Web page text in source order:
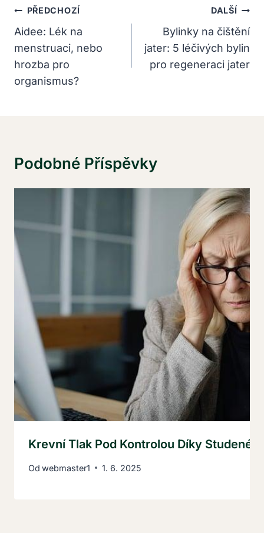
Navigace
Pro
Příspěvek
PŘEDCHOZÍ
Aidee: Lék na
menstruaci, nebo
hrozba pro
organismus?
DALŠÍ
Bylinky na čištění
jater: 5 léčivých bylin
pro regeneraci jater
Podobné Příspěvky
Krevní Tlak Pod Kontrolou Díky Studené
Od webmaster1 1. 6. 2025